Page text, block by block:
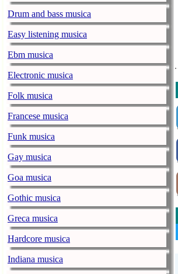
Drum and bass musica
Easy listening musica
Ebm musica
Electronic musica
Folk musica
Francese musica
Funk musica
Gay musica
Goa musica
Gothic musica
Greca musica
Hardcore musica
Indiana musica